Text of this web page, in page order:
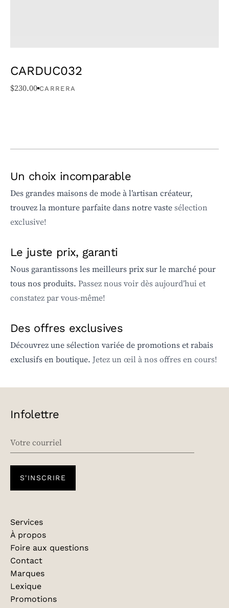
CARDUC032
$230.00 CARRERA
Un choix incomparable
Des grandes maisons de mode à l’artisan créateur,
trouvez la monture parfaite dans notre vastesélection
exclusive!
Le juste prix, garanti
Nous garantissons les meilleurs prix sur le marché pour
tous nos produits. Passez nous voir dès aujourd’hui et
constatez par vous-même!
Des offres exclusives
Découvrez une sélection variée de promotions et rabais
exclusifs en boutique. Jetez un œil à nos offres en cours!
Infolettre
S'INSCRIRE
Services
À propos
Foire aux questions
Contact
Marques
Lexique
Promotions